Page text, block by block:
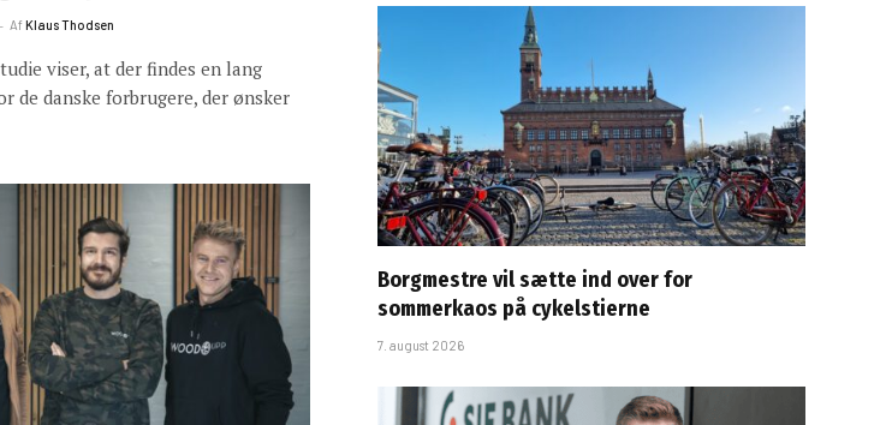
AfKlaus Thodsen
viser, at der findes en lang
de danske forbrugere, der ønsker
Borgmestre vil sætte ind over for
sommerkaos på cykelstierne
7. august 2026